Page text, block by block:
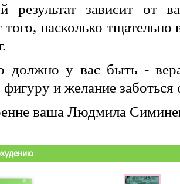
зависит от
того, насколько
должно у вас быть -
и желание заботься
ваша Людмила